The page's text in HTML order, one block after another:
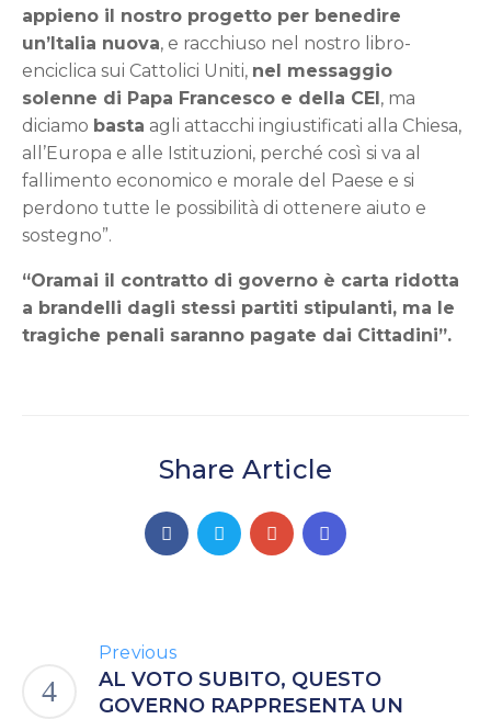
appieno il nostro progetto per benedire
un’Italia nuova, e racchiuso nel nostro libro-
enciclica sui Cattolici Uniti, nel messaggio
solenne di Papa Francesco e della CEI, ma
diciamo basta agli attacchi ingiustificati alla Chiesa,
all’Europa e alle Istituzioni, perché così si va al
fallimento economico e morale del Paese e si
perdono tutte le possibilità di ottenere aiuto e
sostegno”.
“Oramai il contratto di governo è carta ridotta
a brandelli dagli stessi partiti stipulanti, ma le
tragiche penali saranno pagate dai Cittadini”.
Share Article
Previous
AL VOTO SUBITO, QUESTO
GOVERNO RAPPRESENTA UN